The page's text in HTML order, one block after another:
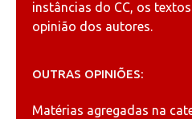
instâncias do CC, os
opinião dos autores.
OUTRAS OPINIÕES:
Matérias agregadas na